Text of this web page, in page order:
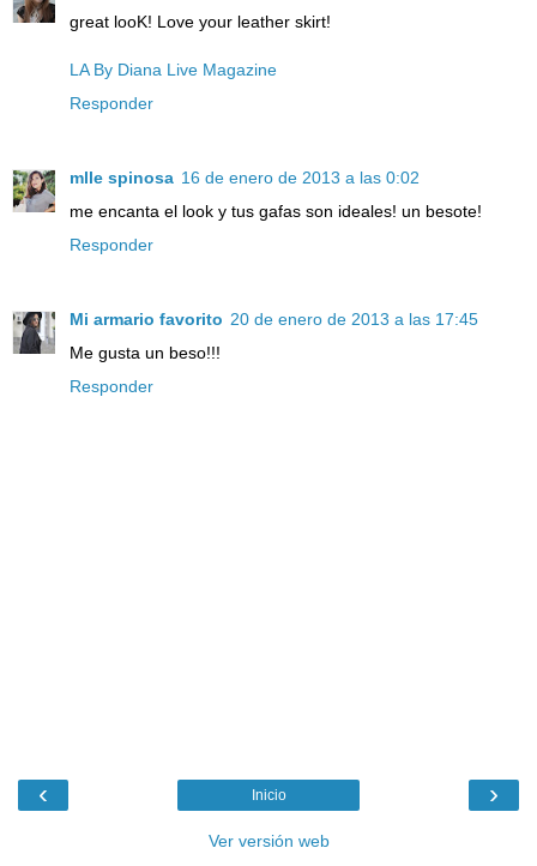
great looK! Love your leather skirt!
LA By Diana Live Magazine
Responder
mlle spinosa 16 de enero de 2013 a las 0:02
me encanta el look y tus gafas son ideales! un besote!
Responder
Mi armario favorito 20 de enero de 2013 a las 17:45
Me gusta un beso!!!
Responder
‹ ›
Inicio
Ver versión web